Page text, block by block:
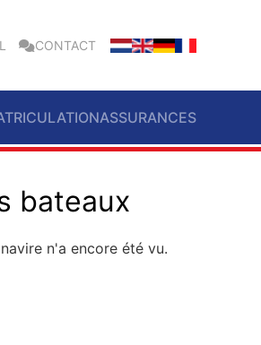
CONTACT
ASSURANCES
bateaux
n'a encore été vu.